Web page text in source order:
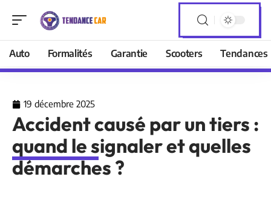
Auto Formalités Garantie Scooters Tendances
19 décembre 2025
Accident causé par un tiers :
quand le signaler et quelles
démarches ?